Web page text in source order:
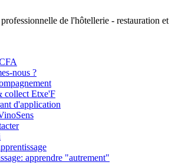
de l'hôtellerie - restauration et
nous ?
collect Etxe'F
d'application
apprendre "autrement"